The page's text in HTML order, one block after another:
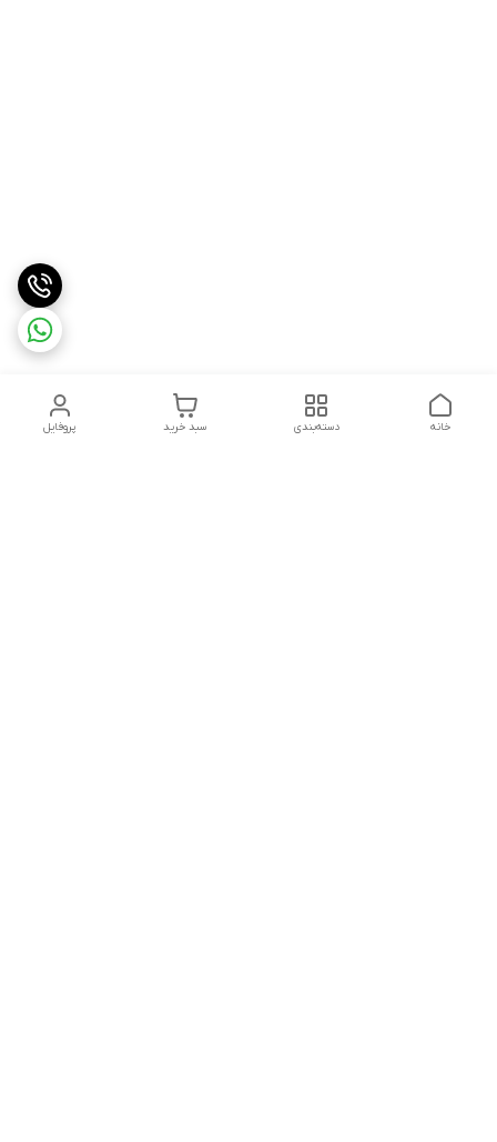
پروفایل سبد خرید دسته‌بندی خانه